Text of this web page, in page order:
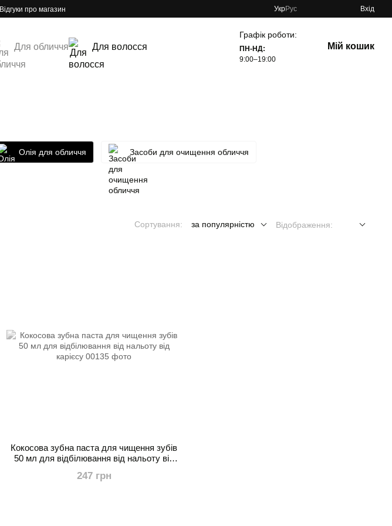
Відгуки про магазин УкрРус Вхід
Для обличчя Для волосся
Графік роботи:
ПН-НД:
9:00–19:00
Мій кошик
Олія для обличчя Засоби для очищення обличчя
Сортування: за популярністю Відображення:
Кокосова зубна паста для чищення зубів
50 мл для відбілювання від нальоту від
247 грн